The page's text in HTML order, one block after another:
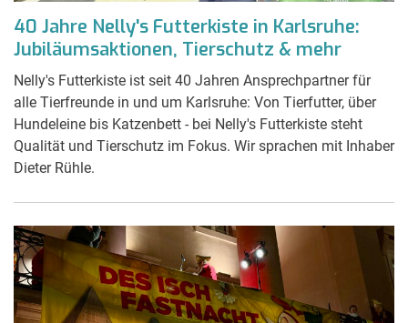
40 Jahre Nelly's Futterkiste in Karlsruhe:
Jubiläumsaktionen, Tierschutz & mehr
Nelly's Futterkiste ist seit 40 Jahren Ansprechpartner für
alle Tierfreunde in und um Karlsruhe: Von Tierfutter, über
Hundeleine bis Katzenbett - bei Nelly's Futterkiste steht
Qualität und Tierschutz im Fokus. Wir sprachen mit Inhaber
Dieter Rühle.